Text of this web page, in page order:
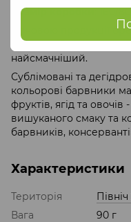
Розмір коробки: 160/
Основою продукції
шоколад Callebaut,
найсмачніший.
Сублімовані та
кольорові барвники
фруктів, ягід та
вишуканого смаку та
барвників,
Характеристики
Територія
Вага
90 г